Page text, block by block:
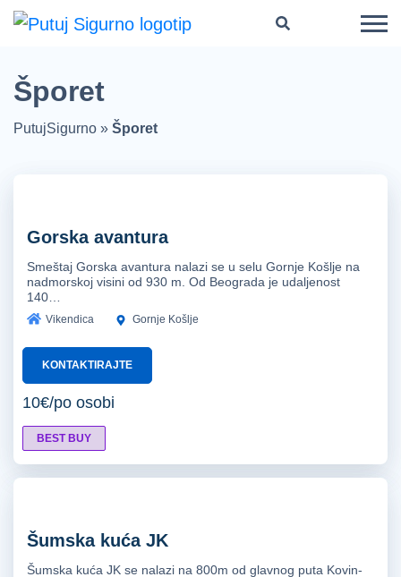
Šporet
PutujSigurno » Šporet
Gorska avantura
Smeštaj Gorska avantura nalazi se u selu Gornje Košlje na
nadmorskoj visini od 930 m. Od Beograda je udaljenost
140…
Vikendica Gornje Košlje
KONTAKTIRAJTE
10€/po osobi
BEST BUY
Šumska kuća JK
Šumska kuća JK se nalazi na 800m od glavnog puta Kovin-